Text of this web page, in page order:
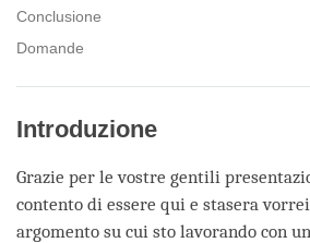
Conclusione
Domande
Introduzione
Grazie per le vostre gentili
contento di essere qui e stasera
argomento su cui sto lavorando con